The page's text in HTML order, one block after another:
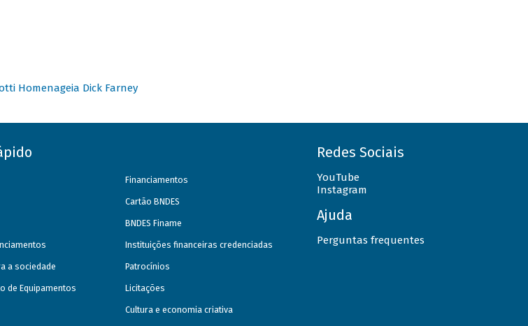
Homenageia Dick Farney
a sociedade
de Equipamentos
Financiamentos
Cartão BNDES
BNDES Finame
Instituições financeiras credenciadas
Patrocínios
Licitações
Cultura e economia criativa
Redes Sociais
YouTube
Instagram
Ajuda
Perguntas frequentes